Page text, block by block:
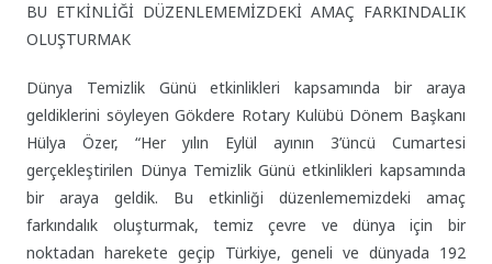
BU ETKİNLİĞİ DÜZENLEMEMİZDEKİ AMAÇ FARKINDALIK
OLUŞTURMAK
Dünya Temizlik Günü etkinlikleri kapsamında bir araya
geldiklerini söyleyen Gökdere Rotary Kulübü Dönem Başkanı
Hülya Özer, “Her yılın Eylül ayının 3’üncü Cumartesi
gerçekleştirilen Dünya Temizlik Günü etkinlikleri kapsamında
bir araya geldik. Bu etkinliği düzenlememizdeki amaç
farkındalık oluşturmak, temiz çevre ve dünya için bir
noktadan harekete geçip Türkiye, geneli ve dünyada 192